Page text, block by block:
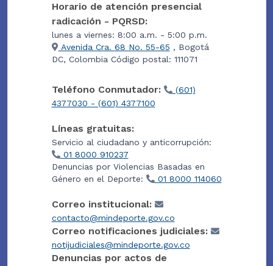
Horario de atención presencial
radicación - PQRSD:
lunes a viernes: 8:00 a.m. - 5:00 p.m.
Avenida Cra. 68 No. 55-65 , Bogotá
DC, Colombia Código postal: 111071
Teléfono Conmutador:
(601)
4377030 - (601) 4377100
Líneas gratuitas:
Servicio al ciudadano y anticorrupción:
01 8000 910237
Denuncias por Violencias Basadas en
Género en el Deporte:
01 8000 114060
Correo institucional:
contacto@mindeporte.gov.co
Correo notificaciones judiciales:
notijudiciales@mindeporte.gov.co
Denuncias por actos de